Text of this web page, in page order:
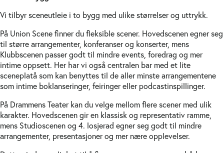
Vi tilbyr sceneutleie i to bygg med ulike størrelser og uttrykk.
På Union Scene finner du fleksible scener. Hovedscenen egner seg
til større arrangementer, konferanser og konserter, mens
Klubbscenen passer godt til mindre events, foredrag og mer
intime oppsett. Her har vi også centralen bar med et lite
sceneplatå som kan benyttes til de aller minste arrangementene
som intime boklanseringer, feiringer eller podcastinspillinger.
På Drammens Teater kan du velge mellom flere scener med ulik
karakter. Hovedscenen gir en klassisk og representativ ramme,
mens Studioscenen og 4. losjerad egner seg godt til mindre
arrangementer, presentasjoner og mer nære opplevelser.